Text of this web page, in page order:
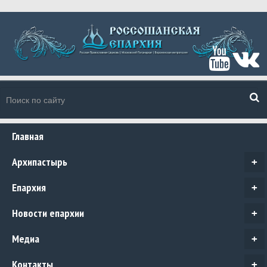
Главная
+
Архипастырь
+
Епархия
+
Новости епархии
+
Медиа
+